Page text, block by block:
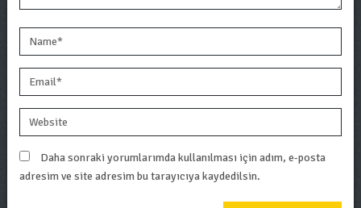
Daha sonraki yorumlarımda kullanılması için adım, e-posta
adresim ve site adresim bu tarayıcıya kaydedilsin.